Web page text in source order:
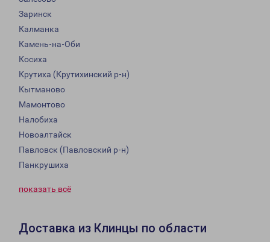
Заринск
Калманка
Камень-на-Оби
Косиха
Крутиха (Крутихинский р-н)
Кытманово
Мамонтово
Налобиха
Новоалтайск
Павловск (Павловский р-н)
Панкрушиха
показать всё
Доставка из Клинцы по области